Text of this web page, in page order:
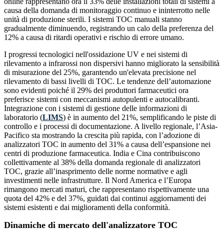
causa della domanda di monitoraggio continuo e ininterrotto nelle
unità di produzione sterili. I sistemi TOC manuali stanno
gradualmente diminuendo, registrando un calo della preferenza del
12% a causa di ritardi operativi e rischio di errore umano.
I progressi tecnologici nell'ossidazione UV e nei sistemi di
rilevamento a infrarossi non dispersivi hanno migliorato la sensibilità
di misurazione del 25%, garantendo un'elevata precisione nel
rilevamento di bassi livelli di TOC. Le tendenze dell’automazione
sono evidenti poiché il 29% dei produttori farmaceutici ora
preferisce sistemi con meccanismi autopulenti e autocalibranti.
Integrazione con i sistemi di gestione delle informazioni di
laboratorio (LIMS) è in aumento del 21%, semplificando le piste di
controllo e i processi di documentazione. A livello regionale, l’Asia-
Pacifico sta mostrando la crescita più rapida, con l’adozione di
analizzatori TOC in aumento del 31% a causa dell’espansione nei
centri di produzione farmaceutica. India e Cina contribuiscono
collettivamente al 38% della domanda regionale di analizzatori
TOC, grazie all’inasprimento delle norme normative e agli
investimenti nelle infrastrutture. Il Nord America e l’Europa
rimangono mercati maturi, che rappresentano rispettivamente una
quota del 42% e del 37%, guidati dai continui aggiornamenti dei
sistemi esistenti e dai miglioramenti della conformità.
Dinamiche di mercato dell'analizzatore TOC